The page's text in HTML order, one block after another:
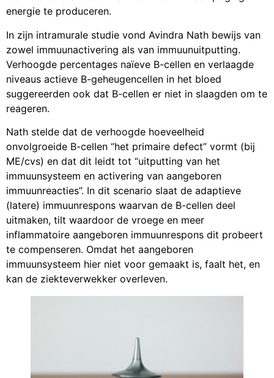
energie te produceren.
In zijn intramurale studie vond Avindra Nath bewijs van
zowel immuunactivering als van immuunuitputting.
Verhoogde percentages naïeve B-cellen en verlaagde
niveaus actieve B-geheugencellen in het bloed
suggereerden ook dat B-cellen er niet in slaagden om te
reageren.
Nath stelde dat de verhoogde hoeveelheid
onvolgroeide B-cellen “het primaire defect” vormt (bij
ME/cvs) en dat dit leidt tot “uitputting van het
immuunsysteem en activering van aangeboren
immuunreacties”. In dit scenario slaat de adaptieve
(latere) immuunrespons waarvan de B-cellen deel
uitmaken, tilt waardoor de vroege en meer
inflammatoire aangeboren immuunrespons dit probeert
te compenseren. Omdat het aangeboren
immuunsysteem hier niet voor gemaakt is, faalt het, en
kan de ziekteverwekker overleven.